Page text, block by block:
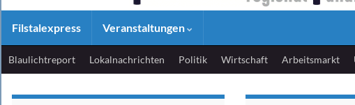
Filstalexpress Veranstaltungen
Blaulichtreport Lokalnachrichten Politik Wirtschaft Arbeitsmarkt